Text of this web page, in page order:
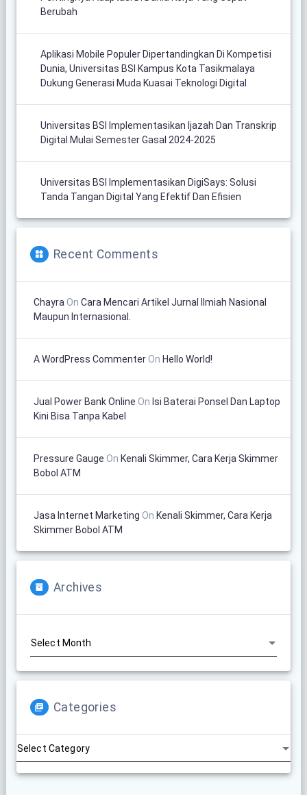
Berubah
Aplikasi Mobile Populer Dipertandingkan Di Kompetisi
Dunia, Universitas BSI Kampus Kota Tasikmalaya
Dukung Generasi Muda Kuasai Teknologi Digital
Universitas BSI Implementasikan Ijazah Dan Transkrip
Digital Mulai Semester Gasal 2024-2025
Universitas BSI Implementasikan DigiSays: Solusi
Tanda Tangan Digital Yang Efektif Dan Efisien
Recent Comments
Chayra On Cara Mencari Artikel Jurnal Ilmiah Nasional
Maupun Internasional.
A WordPress CommenterOn Hello World!
Jual Power Bank Online On Isi Baterai Ponsel Dan Laptop
Kini Bisa Tanpa Kabel
Pressure Gauge On Kenali Skimmer, Cara Kerja Skimmer
Bobol ATM
Jasa Internet Marketing On Kenali Skimmer, Cara Kerja
Skimmer Bobol ATM
Archives
Categories